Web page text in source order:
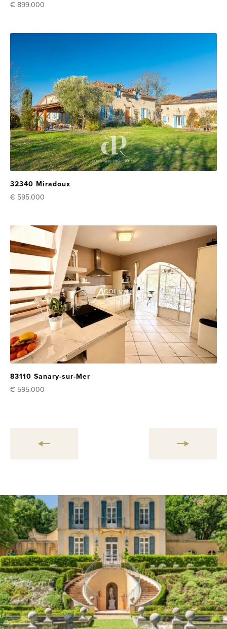
€ 899.000
32340 Miradoux
€ 595.000
83110 Sanary-sur-Mer
€ 595.000